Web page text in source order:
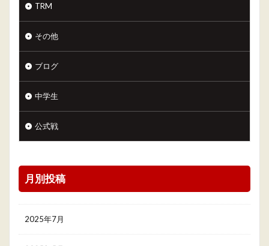
TRM
その他
ブログ
中学生
公式戦
月別投稿
2025年7月